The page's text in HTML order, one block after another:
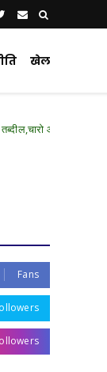
खेल
पसरी गंदगी,175 एकड़
Fans